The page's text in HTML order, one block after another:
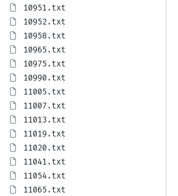
10951.txt
10952.txt
10958.txt
10965.txt
10975.txt
10990.txt
11005.txt
11007.txt
11013.txt
11019.txt
11020.txt
11041.txt
11054.txt
11065.txt